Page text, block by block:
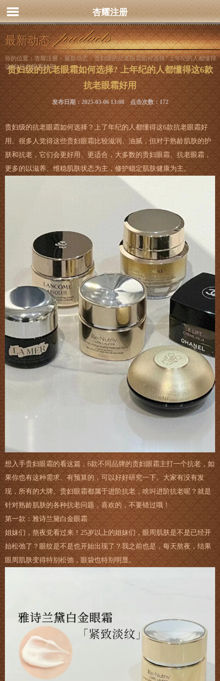
杏耀注册
最新动态
你的位置：杏耀注册>最新动态> 贵妇级的抗老眼霜如何选择? 上年纪的人都懂得
这6款抗老眼霜好用
贵妇级的抗老眼霜如何选择? 上年纪的人都懂得这6款
抗老眼霜好用
发布日期：2025-03-06 13:08 点击次数：172
贵妇级的抗老眼霜如何选择？上了年纪的人都懂得这6款抗老眼霜好
用。很多人觉得这些贵妇眼霜比较滋润、油腻，但对于熟龄肌肤的护
肤和抗老，它们会更好用、更适合，大多数的贵妇眼霜、抗老眼霜，
更多的以滋养、维稳肌肤状态为主，修护稳定肌肤健康为主。
想入手贵妇眼霜的看这篇，6款不同品牌的贵妇眼霜主打一个抗老，如
果你也有这种需求、有预算的，可以好好研究一下。大家有没有发
现，所有的大牌、贵妇眼霜都属于进阶抗老，啥叫进阶抗老呢？就是
针对熟龄肌肤的各种抗老问题，喜欢的，不要错过哦！
第一款：雅诗兰黛白金眼霜
姐妹们，熬夜党看过来！25岁以上的姐妹们，眼周肌肤是不是已经开
始松弛了？眼纹是不是也开始出现了？我之前也是，每天熬夜，结果
眼周肌肤变得特别松弛，眼袋也特别明显。